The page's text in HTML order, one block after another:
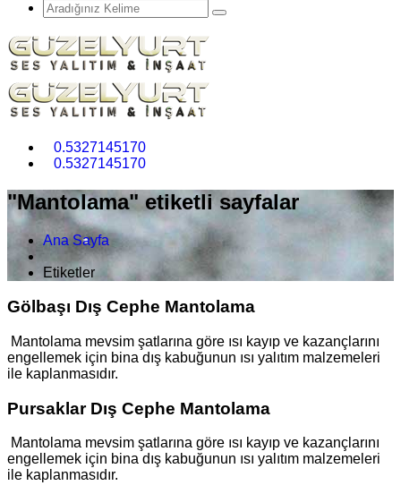
0.5327145170
0.5327145170
"Mantolama" etiketli sayfalar
Ana Sayfa
Etiketler
Gölbaşı Dış Cephe Mantolama
Mantolama mevsim şatlarına göre ısı kayıp ve kazançlarını
engellemek için bina dış kabuğunun ısı yalıtım malzemeleri
ile kaplanmasıdır.
Pursaklar Dış Cephe Mantolama
Mantolama mevsim şatlarına göre ısı kayıp ve kazançlarını
engellemek için bina dış kabuğunun ısı yalıtım malzemeleri
ile kaplanmasıdır.